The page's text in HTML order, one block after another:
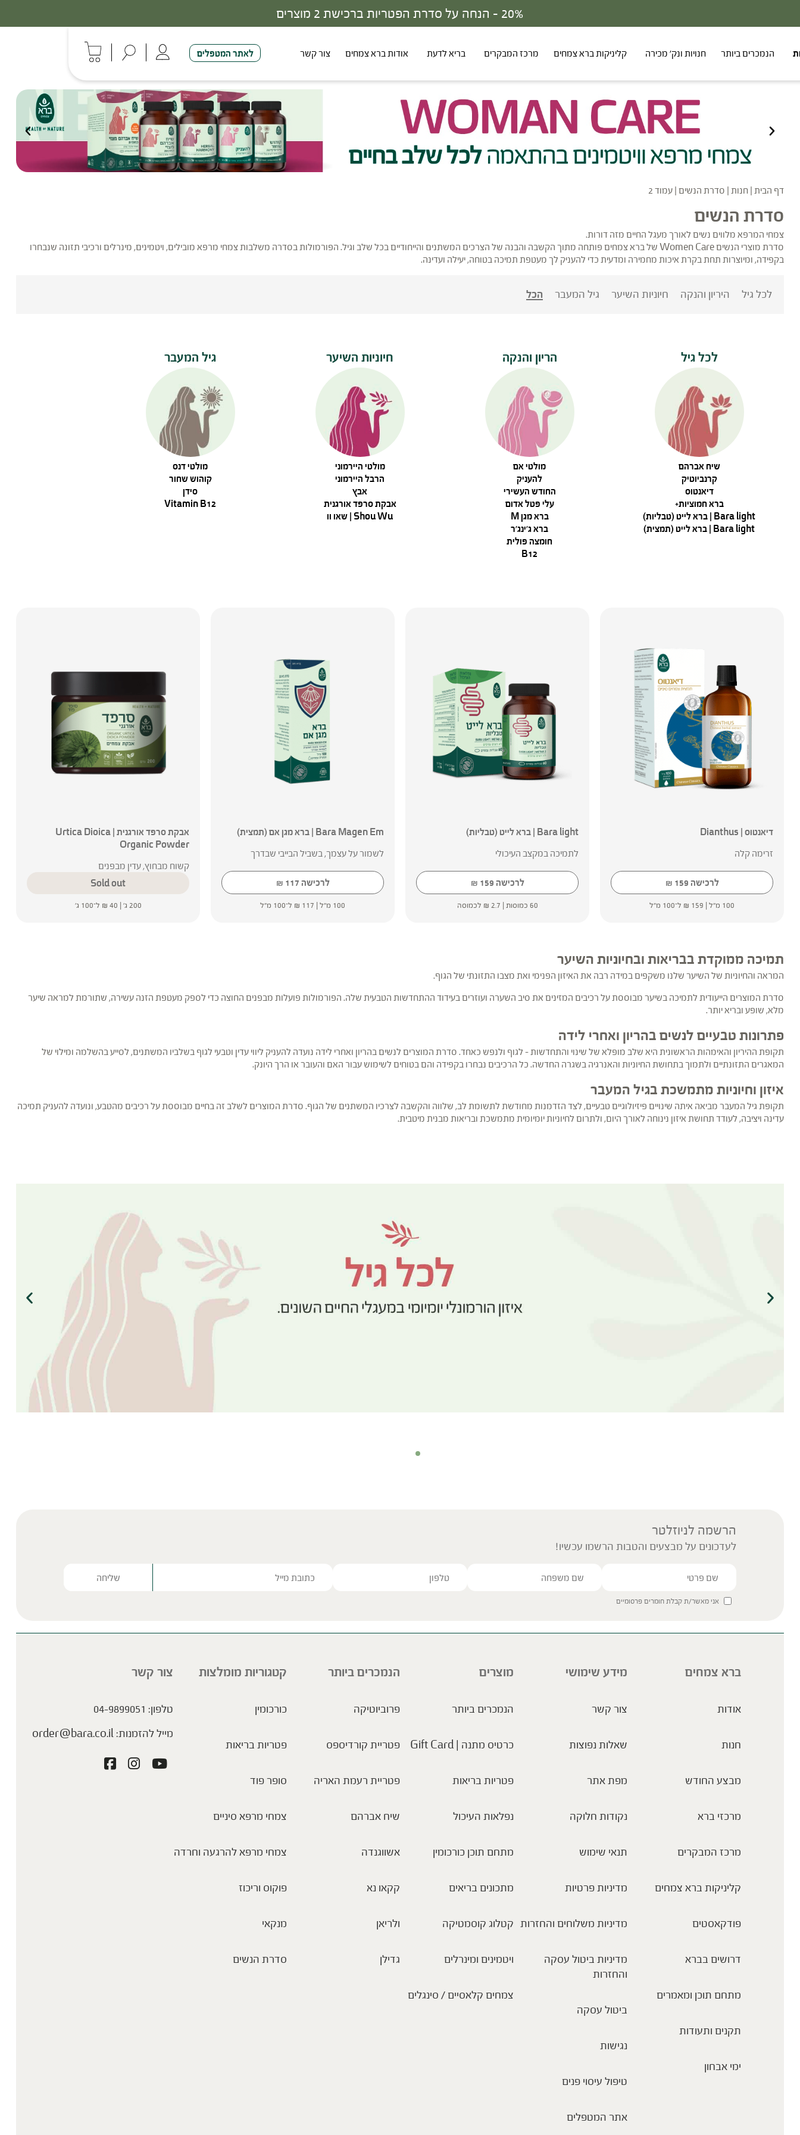
30% - הנחה על סדרת הפטריות ברכישת 3 מוצרים
הנמכרים ביותר חנויות ונק' מכירה קליניקות ברא צמחים מרכז המבקרים בריא לדעת אודות ברא צמחים צור קשר לאתר המטפלים
דף הבית | חנות | סדרת הנשים | עמוד 2
סדרת הנשים
צמחי המרפא מלווים נשים לאורך מעגל החיים מזה דורות.
סדרת מוצרי הנשים Women Care של ברא צמחים פותחה מתוך הקשבה והבנה של הצרכים המשתנים והייחודיים בכל שלב וגיל. הפורמולות בסדרה משלבות צמחי מרפא מובילים, ויטמינים, מינרלים ורכיבי תזונה שנבחרו
בקפידה, ומיוצרות תחת בקרת איכות מחמירה ומדעית כדי להעניק לך מעטפת תמיכה בטוחה, יעילה ועדינה.
לכל גיל היריון והנקה חיוניות השיער גיל המעבר הכל
לכל גיל
שיח אברהם
קרנביוטיק
דיאנטוס
ברא חמוציות+
Bara light | ברא לייט (טבליות)
Bara light | ברא לייט (תמצית)
הריון והנקה
מולטי אם
להעניק
החודש העשירי
עלי פטל אדום
ברא מגן M
ברא ג'ינג'ר
חומצה פולית
B12
חיוניות השיער
מולטי היירמוני
הרבל היירמוני
אבץ
אבקת סרפד אורגנית
Shou Wu | שאו וו
גיל המעבר
מולטי דנס
קוהוש שחור
סידן
Vitamin B12
דיאנטוס | Dianthus
זרימה קלה
לרכישה ₪ 159
100 מ"ל | ₪ 159 ל־100 מ"ל
Bara light | ברא לייט (טבליות)
לתמיכה במקצב העיכולי
לרכישה ₪ 159
60 כמוסות | ₪ 2.7 לכמוסה
Bara Magen Em | ברא מגן אם (תמצית)
לשמור על עצמך, בשביל הבייבי שבדרך
לרכישה ₪ 117
100 מ"ל | ₪ 117 ל־100 מ"ל
אבקת סרפד אורגנית | Urtica Dioica
Organic Powder
קשוח מבחוץ, עדין מבפנים
Sold out
200 ג' | ₪ 40 ל־100 ג'
תמיכה ממוקדת בבריאות ובחיוניות השיער
המראה והחיוניות של השיער שלנו משקפים במידה רבה את האיזון הפנימי ואת מצבו התזונתי של הגוף.
סדרת המוצרים הייעודית לתמיכה בשיער מבוססת על רכיבים המזינים את סיב השערה ועוזרים בעידוד ההתחדשות הטבעית שלה. הפורמולות פועלות מבפנים החוצה כדי לספק מעטפת הזנה עשירה, שתורמת למראה שיער
מלא, שופע ובריא יותר.
פתרונות טבעיים לנשים בהריון ואחרי לידה
תקופת ההיריון והאימהות הראשונית היא שלב מופלא של שינוי והתחדשות – לגוף ולנפש כאחד. סדרת המוצרים לנשים בהריון ואחרי לידה נועדה להעניק ליווי עדין וטבעי לגוף בשלביו המשתנים, לסייע בהשלמה ומילוי של
המאגרים התזונתיים ולתמוך בתחושת החיוניות והאנרגיה בשגרה החדשה. כל הרכיבים נבחרו בקפידה והם בטוחים לשימוש עבור האם והעובר או הרך היונק.
איזון וחיוניות מתמשכת בגיל המעבר
תקופת גיל המעבר מביאה איתה שינויים פיזיולוגיים טבעיים, לצד הזדמנות מחודשת לתשומת לב, שלווה והקשבה לצרכיו המשתנים של הגוף. סדרת המוצרים לשלב זה בחיים מבוססת על רכיבים מהטבע, ונועדה להעניק תמיכה
עדינה ויציבה, לעודד תחושת איזון נינוחה לאורך היום, ולתרום לחיוניות יומיומית מתמשכת ובריאות מבנית מיטבית.
הרשמה לניוזלטר
לעדכונים על מבצעים והטבות הרשמו עכשיו!
אני מאשר/ת קבלת חומרים פרסומיים
ברא צמחים
אודות
חנות
מבצע החודש
מרכזי ברא
מרכז המבקרים
קליניקות ברא צמחים
פודקאסטים
דרושים בברא
מתחם תוכן ומאמרים
תקנים ותעודות
ימי אבחון
מידע שימושי
צור קשר
שאלות נפוצות
מפת אתר
נקודות חלוקה
תנאי שימוש
מדיניות פרטיות
מדיניות משלוחים והחזרות
מדיניות ביטול עסקה
והחזרות
ביטול עסקה
נגישות
טיפול עיסוי פנים
אתר המטפלים
מוצרים
הנמכרים ביותר
כרטיס מתנה | Gift Card
פטריות בריאות
נפלאות העיכול
מתחם תוכן כורכומין
מתכונים בריאים
קטלוג קוסמטיקה
ויטמינים ומינרלים
צמחים קלאסיים / סינגלים
הנמכרים ביותר
פרוביוטיקה
פטריית קורדיספס
פטריית רעמת האריה
שיח אברהם
אשווגנדה
קקאו נא
ולריאן
גדילן
קטגוריות מומלצות
כורכומין
פטריות בריאות
סופר פוד
צמחי מרפא סיניים
צמחי מרפא להרגעה וחרדה
פוקוס וריכוז
מנקאי
סדרת הנשים
צור קשר
טלפון: 04-9899051
מייל להזמנות:order@bara.co.il